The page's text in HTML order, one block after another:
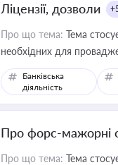
Ліцензії, дозволи
Про що тема: Тема
необхідних для
Банківська
діяльність
Про форс-мажорні
Про що тема: Тема